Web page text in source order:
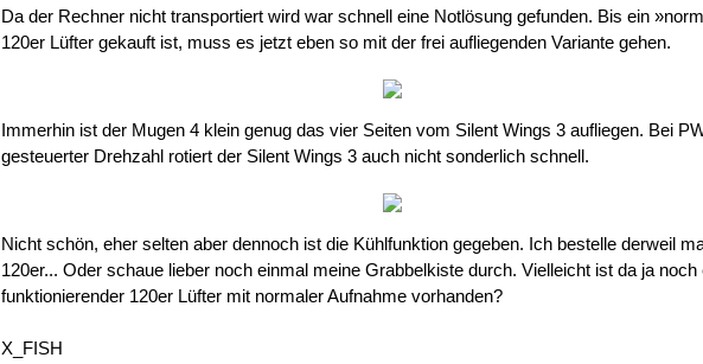
Da der Rechner nicht transportiert wird war schnell eine Notlösung gefunden. Bis ein
120er Lüfter gekauft ist, muss es jetzt eben so mit der frei aufliegenden Variante gehen.
Immerhin ist der Mugen 4 klein genug das vier Seiten vom Silent Wings 3 aufliegen. Bei
gesteuerter Drehzahl rotiert der Silent Wings 3 auch nicht sonderlich schnell.
Nicht schön, eher selten aber dennoch ist die Kühlfunktion gegeben. Ich bestelle derweil
120er... Oder schaue lieber noch einmal meine Grabbelkiste durch. Vielleicht ist da ja noch
funktionierender 120er Lüfter mit normaler Aufnahme vorhanden?
X_FISH